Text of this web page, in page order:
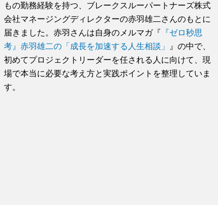
もの勤務経験を持つ、ブレークスルーパートナーズ株式
会社マネージングディレクターの赤羽雄二さんのもとに
届きました。赤羽さんは自身のメルマガ『
『ゼロ秒思
考』赤羽雄二の「成長を加速する人生相談」
』の中で、
初めてプロジェクトリーダーを任される人に向けて、現
場で本当に必要な考え方と実践ポイントを整理していま
す。